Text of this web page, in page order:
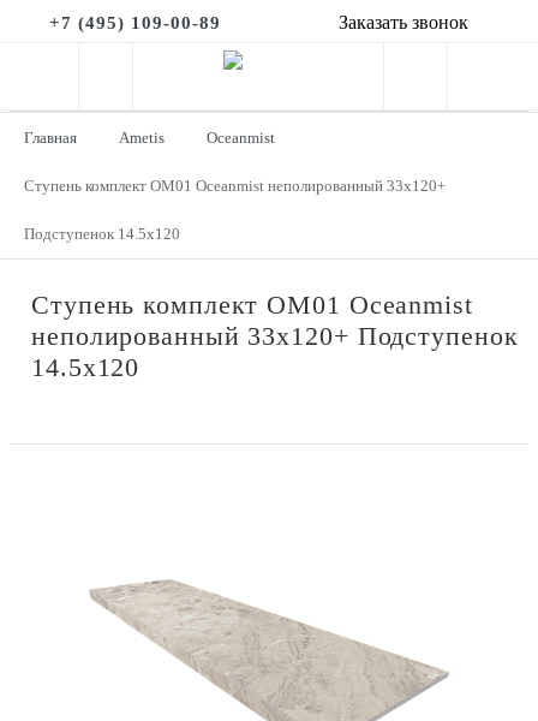
+7 (495) 109-00-89 Заказать звонок
Главная Ametis Oceanmist
Ступень комплект OM01 Oceanmist неполированный 33x120+
Подступенок 14.5x120
Ступень комплект OM01 Oceanmist
неполированный 33x120+ Подступенок
14.5x120